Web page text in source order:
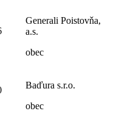
Generali Poistovňa,
a.s.
obec
Baďura s.r.o.
obec